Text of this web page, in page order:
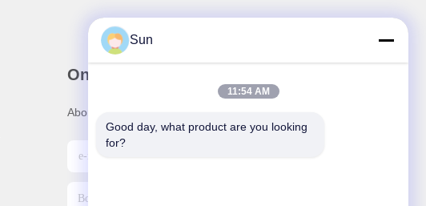
Onze Nieuwsbrief
Abonneer u op onze nieuwsbrief voor kortingen en meer.
Sun
11:54 AM
Good day, what product are you looking
for?